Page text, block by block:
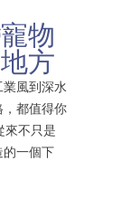
物
方
風到深水
，都值得你
來不只是
的一個下